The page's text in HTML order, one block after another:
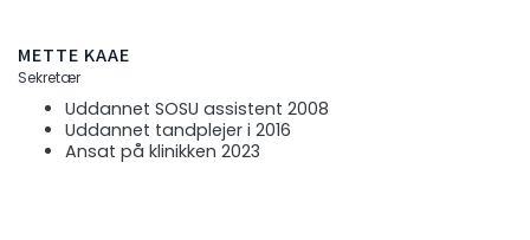
METTE KAAE
Sekretær
Uddannet SOSU assistent 2008
Uddannet tandplejer i 2016
Ansat på klinikken 2023